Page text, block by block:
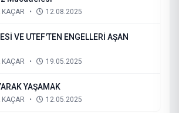
KAÇAR • 12.08.2025
VE UTEF'TEN ENGELLERİ AŞAN
KAÇAR • 19.05.2025
YAŞAMAK
KAÇAR • 12.05.2025